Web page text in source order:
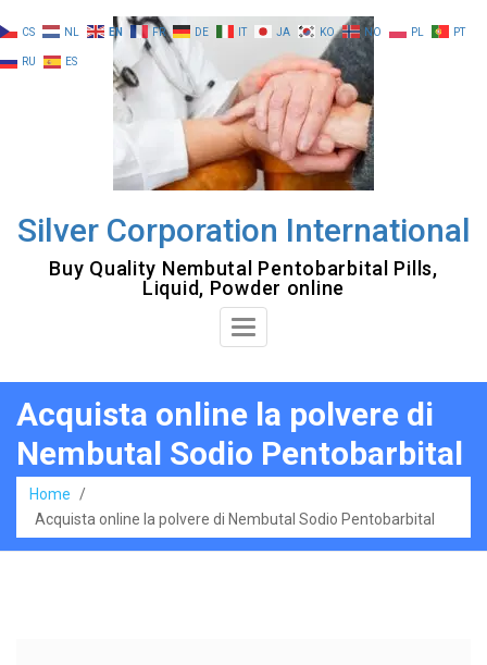
to
content
Silver Corporation International
Buy Quality Nembutal Pentobarbital Pills,
Liquid, Powder online
Toggle
Acquista online la polvere di
Nembutal Sodio Pentobarbital
Home
/
Acquista online la polvere di Nembutal Sodio Pentobarbital
CS NL EN FR DE IT JA KO NO PL PT
RU ES